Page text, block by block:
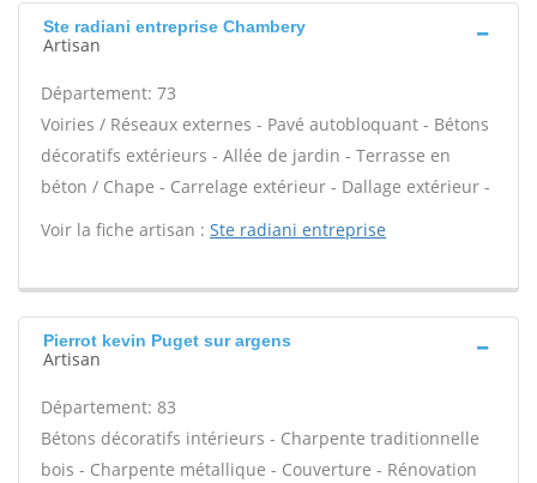
Ste radiani entreprise Chambery
Artisan
Département: 73
Voiries / Réseaux externes - Pavé autobloquant - Bétons
décoratifs extérieurs - Allée de jardin - Terrasse en
béton / Chape - Carrelage extérieur - Dallage extérieur -
Voir la fiche artisan : Ste radiani entreprise
Pierrot kevin Puget sur argens
Artisan
Département: 83
Bétons décoratifs intérieurs - Charpente traditionnelle
bois - Charpente métallique - Couverture - Rénovation